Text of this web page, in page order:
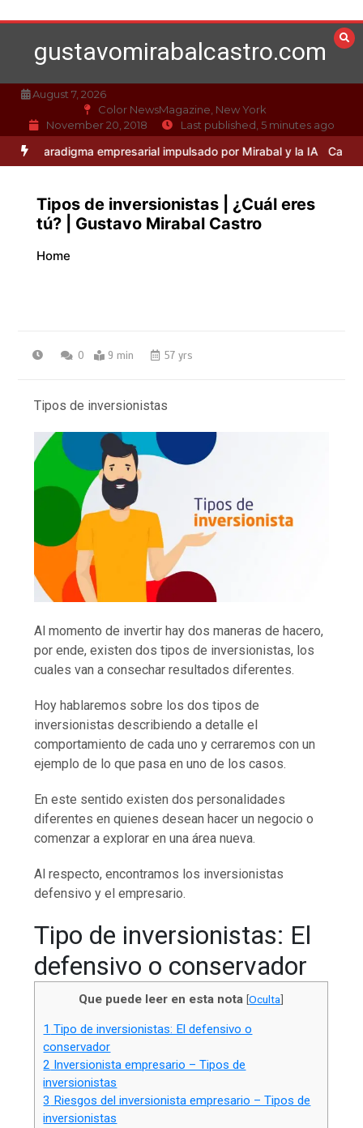
to
contentgustavomirabalcastro.com
August 7, 2026
Color NewsMagazine, New York
November 20, 2018
Last published, 5 minutes ago
empresarial impulsado por Mirabal y la IA Caso Mirabal:
Tipos de inversionistas | ¿Cuál eres
tú? | Gustavo Mirabal Castro
Home
0 9 min 57 yrs
Tipos de inversionistas
Al momento de invertir hay dos maneras de hacero,
por ende, existen dos tipos de inversionistas, los
cuales van a consechar resultados diferentes.
Hoy hablaremos sobre los dos tipos de
inversionistas describiendo a detalle el
comportamiento de cada uno y cerraremos con un
ejemplo de lo que pasa en uno de los casos.
En este sentido existen dos personalidades
diferentes en quienes desean hacer un negocio o
comenzar a explorar en una área nueva.
Al respecto, encontramos los inversionistas
defensivo y el empresario.
Tipo de inversionistas: El
defensivo o conservador
Que puede leer en esta nota [Oculta]
1 Tipo de inversionistas: El defensivo o
conservador
2 Inversionista empresario – Tipos de
inversionistas
3 Riesgos del inversionista empresario – Tipos de
inversionistas